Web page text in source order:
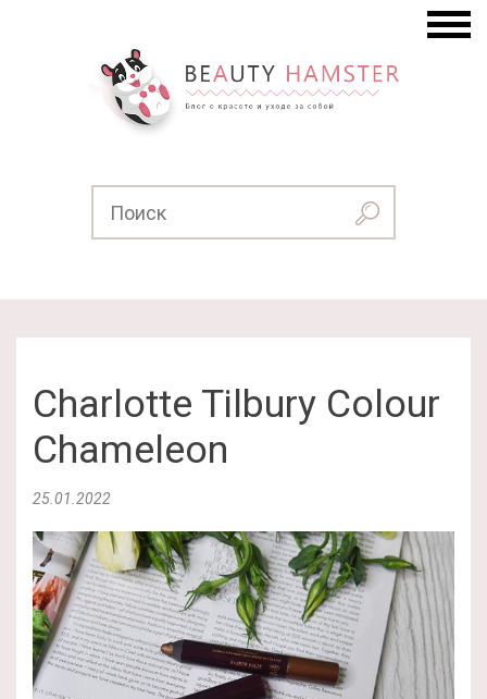
Charlotte Tilbury Colour
Chameleon
25.01.2022